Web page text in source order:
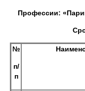
Профессии:
№
п/
п